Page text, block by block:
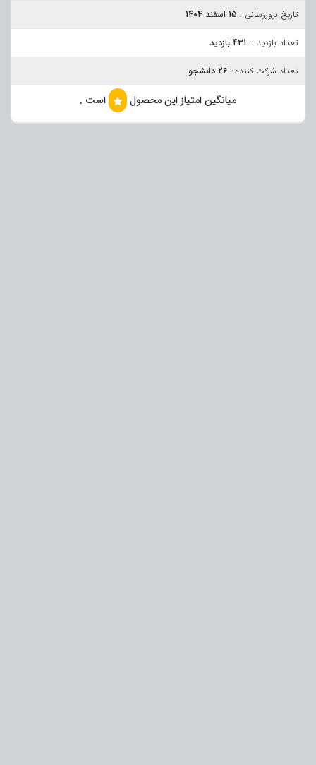
تاریخ بروزرسانی : 15 اسفند 1404
تعداد بازدید :
تعداد شرکت کننده : 26 دانشجو
میانگین امتیاز این محصول است .